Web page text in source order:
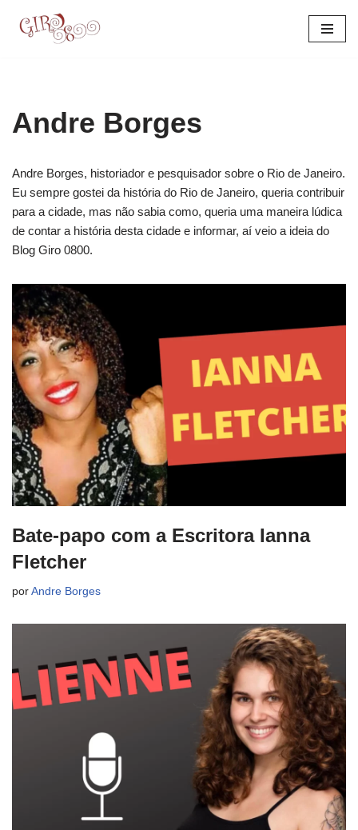
Andre Borges
Andre Borges, historiador e pesquisador sobre o Rio de Janeiro.
Eu sempre gostei da história do Rio de Janeiro, queria contribuir
para a cidade, mas não sabia como, queria uma maneira lúdica
de contar a história desta cidade e informar, aí veio a ideia do
Blog Giro 0800.
Bate-papo com a Escritora Ianna
Fletcher
por Andre Borges